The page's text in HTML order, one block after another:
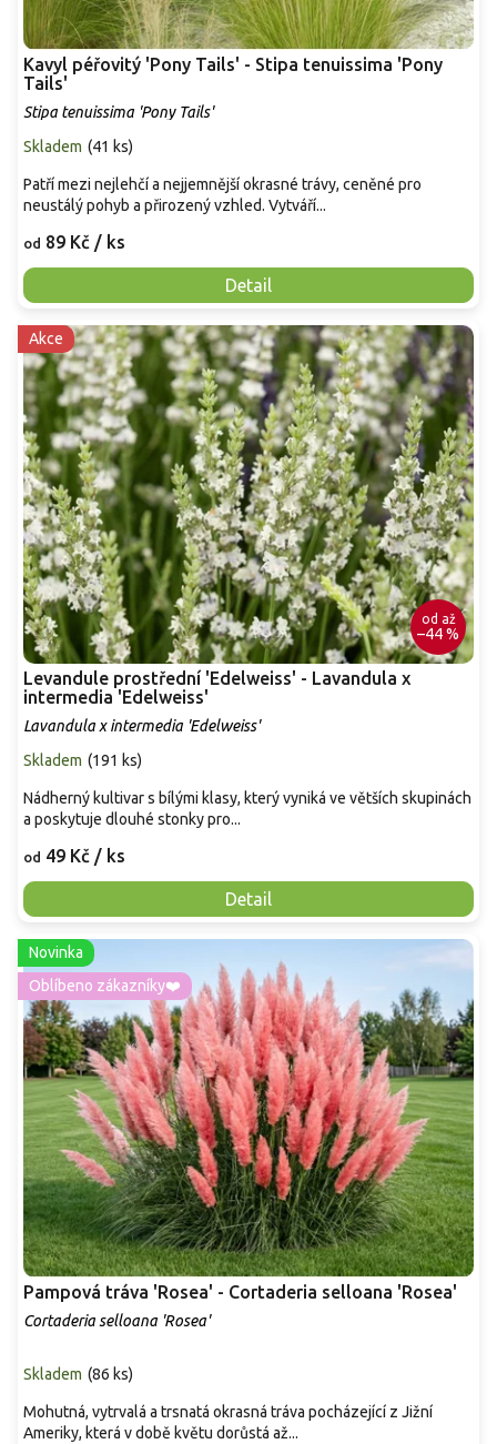
Kavyl péřovitý 'Pony Tails' - Stipa tenuissima 'Pony
Tails'
Stipa tenuissima 'Pony Tails'
Skladem (41 ks)
od 89 Kč / ks
Detail
Patří mezi nejlehčí a nejjemnější okrasné trávy, ceněné pro
neustálý pohyb a přirozený vzhled. Vytváří...
Akce
od až
–44 %
Levandule prostřední 'Edelweiss' - Lavandula x
intermedia 'Edelweiss'
Lavandula x intermedia 'Edelweiss'
Skladem (191 ks)
od 49 Kč / ks
Detail
Nádherný kultivar s bílými klasy, který vyniká ve větších skupinách
a poskytuje dlouhé stonky pro...
Novinka
Oblíbeno zákazníky❤️
Pampová tráva 'Rosea' - Cortaderia selloana 'Rosea'
Cortaderia selloana 'Rosea'
Skladem (86 ks)
Mohutná, vytrvalá a trsnatá okrasná tráva pocházející z Jižní
Ameriky, která v době květu dorůstá až...